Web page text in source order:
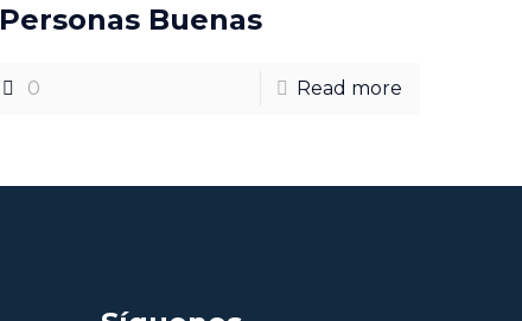
Personas Buenas
0 Read more